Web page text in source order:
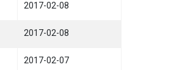
2017-02-08
2017-02-08
2017-02-07